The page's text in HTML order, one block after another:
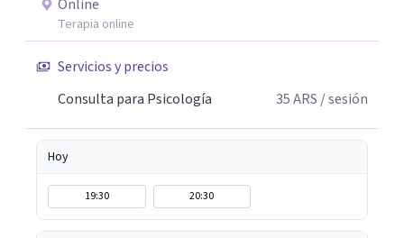
Online
Terapia online
Servicios y precios
Consulta para Psicología
35ARS / sesión
Hoy
19:30 20:30